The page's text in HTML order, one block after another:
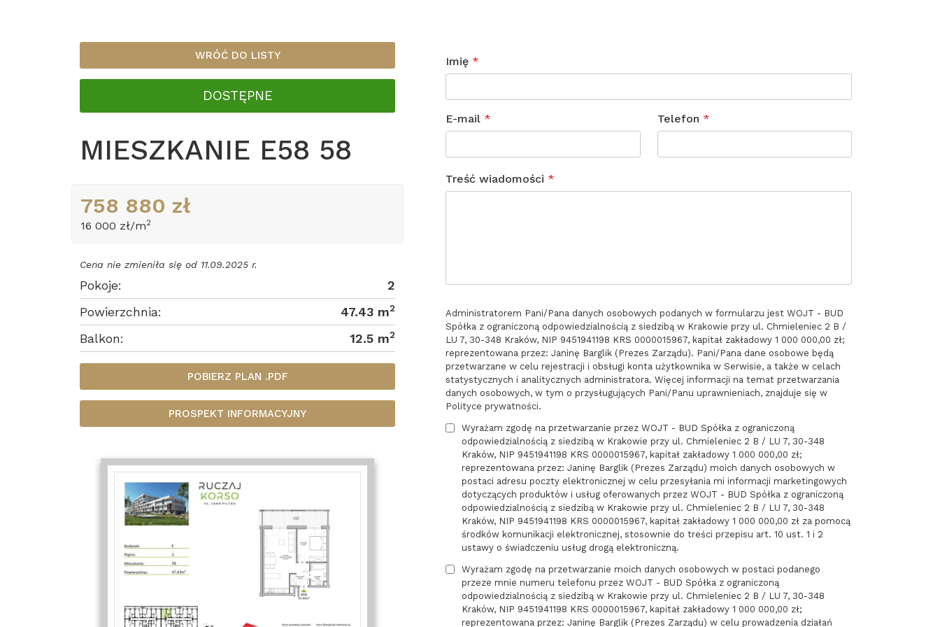
WRÓĆ DO LISTY
DOSTĘPNE
MIESZKANIE E58 58
758 880 zł
16 000 zł/m2
Cena nie zmieniła się od 11.09.2025 r.
Pokoje:
2
Powierzchnia:
47.43 m2
Balkon: 12.5 m2
POBIERZ PLAN .PDF
PROSPEKT INFORMACYJNY
Imię *
E-mail * Telefon *
Treść wiadomości *
Administratorem Pani/Pana danych osobowych podanych w formularzu jest WOJT - BUD
Spółka z ograniczoną odpowiedzialnością z siedzibą w Krakowie przy ul. Chmieleniec 2 B /
LU 7, 30-348 Kraków, NIP 9451941198 KRS 0000015967, kapitał zakładowy 1 000 000,00 zł;
reprezentowana przez: Janinę Barglik (Prezes Zarządu). Pani/Pana dane osobowe będą
przetwarzane w celu rejestracji i obsługi konta użytkownika w Serwisie, a także w celach
statystycznych i analitycznych administratora. Więcej informacji na temat przetwarzania
danych osobowych, w tym o przysługujących Pani/Panu uprawnieniach, znajduje się w
Polityce prywatności.
Wyrażam zgodę na przetwarzanie przez WOJT - BUD Spółka z ograniczoną
odpowiedzialnością z siedzibą w Krakowie przy ul. Chmieleniec 2 B / LU 7, 30-348
Kraków, NIP 9451941198 KRS 0000015967, kapitał zakładowy 1 000 000,00 zł;
reprezentowana przez: Janinę Barglik (Prezes Zarządu) moich danych osobowych w
postaci adresu poczty elektronicznej w celu przesyłania mi informacji marketingowych
dotyczących produktów i usług oferowanych przez WOJT - BUD Spółka z ograniczoną
odpowiedzialnością z siedzibą w Krakowie przy ul. Chmieleniec 2 B / LU 7, 30-348
Kraków, NIP 9451941198 KRS 0000015967, kapitał zakładowy 1 000 000,00 zł za pomocą
środków komunikacji elektronicznej, stosownie do treści przepisu art. 10 ust. 1 i 2
ustawy o świadczeniu usług drogą elektroniczną.
Wyrażam zgodę na przetwarzanie moich danych osobowych w postaci podanego
przeze mnie numeru telefonu przez WOJT - BUD Spółka z ograniczoną
odpowiedzialnością z siedzibą w Krakowie przy ul. Chmieleniec 2 B / LU 7, 30-348
Kraków, NIP 9451941198 KRS 0000015967, kapitał zakładowy 1 000 000,00 zł;
reprezentowana przez: Janinę Barglik (Prezes Zarządu) w celu prowadzenia działań